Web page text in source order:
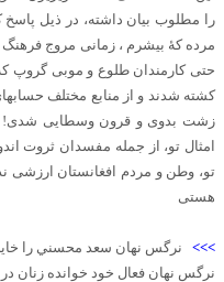
را مطلوب بیان داشته، در ذیل
مرده کهٔ بیشرم ، زمانی مروج
حتی کارمندان طلوع و موبی
کشته شدند و از منابع مختلف
زشت بدوی و قرون وسطایی شدی!
امثال تو، از جمله مفسدان ثروت
تو، وطن و مردم افغانستان ارزشی
هستی
>>> نرگس نهان سعد محسني را
نرگس نهان فعال خود خوانده زنان